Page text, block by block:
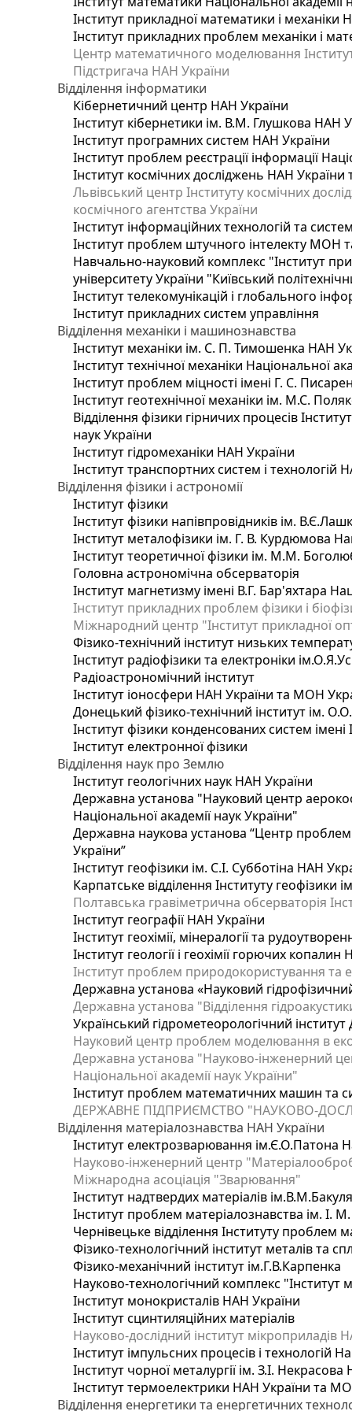
Інститут прикладної математики і механіки
Інститут прикладних проблем механіки і
Центр математичного моделювання
Підстригача НАН України
Відділення інформатики
Кібернетичний центр НАН України
Інститут кібернетики ім. В.М. Глушкова НАН
Інститут програмних систем НАН України
Інститут проблем реєстрації інформації
Інститут космічних досліджень НАН України
Львівський центр Інституту космічних
космічного агентства України
Інститут інформаційних технологій та
Інститут проблем штучного інтелекту МОН
Навчально-науковий комплекс "Інститут
університету України "Київський
Інститут телекомунікацій і глобального
Інститут прикладних систем управління
Відділення механіки і машинознавства
Інститут механіки ім. С. П. Тимошенка НАН
Інститут технічної механіки Національної
Інститут проблем міцності імені Г. С.
Інститут геотехнічної механіки ім. М.С.
Відділення фізики гірничих процесів
наук України
Інститут гідромеханіки НАН України
Інститут транспортних систем і технологій
Відділення фізики і астрономії
Інститут фізики
Інститут фізики напівпровідників ім.
Інститут металофізики ім. Г. В. Курдюмова
Інститут теоретичної фізики ім. М.М.
Головна астрономічна обсерваторія
Інститут магнетизму імені В.Г. Бар'яхтара
Інститут прикладних проблем фізики і
Міжнародний центр "Інститут прикладної
Фізико-технічний інститут низьких
Інститут радіофізики та електроніки
Радіоастрономічний інститут
Інститут іоносфери НАН України та МОН
Донецький фізико-технічний інститут ім.
Інститут фізики конденсованих систем
Інститут електронної фізики
Відділення наук про Землю
Інститут геологічних наук НАН України
Державна установа "Науковий центр
Національної академії наук України"
Державна наукова установа “Центр проблем
України”
Інститут геофізики ім. С.І. Субботіна НАН
Карпатське відділення Інституту геофізики
Полтавська гравіметрична обсерваторія
Інститут географії НАН України
Інститут геохімії, мінералогії та
Інститут геології і геохімії горючих
Інститут проблем природокористування та
Державна установа «Науковий
Державна установа "Відділення
Український гідрометеорологічний
Науковий центр проблем моделювання в
Державна установа "Науково-інженерний
Національної академії наук України"
Інститут проблем математичних машин та
ДЕРЖАВНЕ ПІДПРИЄМСТВО "НАУКОВО-
Відділення матеріалознавства НАН України
Інститут електрозварювання ім.Є.О.Патона
Науково-інженерний центр
Міжнародна асоціація "Зварювання"
Інститут надтвердих матеріалів
Інститут проблем матеріалознавства ім. І.
Чернівецьке відділення Інституту проблем
Фізико-технологічний інститут металів та
Фізико-механічний інститут ім.Г.В.Карпенка
Науково-технологічний комплекс "Інститут
Інститут монокристалів НАН України
Інститут сцинтиляційних матеріалів
Науково-дослідний інститут мікроприладів
Інститут імпульсних процесів і технологій
Інститут чорної металургії ім. З.І.
Інститут термоелектрики НАН України та
Відділення енергетики та енергетичних